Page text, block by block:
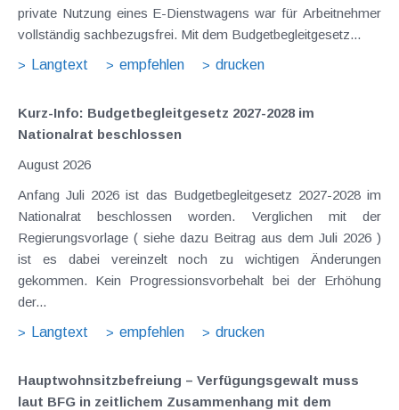
private Nutzung eines E-Dienstwagens war für Arbeitnehmer
vollständig sachbezugsfrei. Mit dem Budgetbegleitgesetz...
Langtext
empfehlen drucken
Kurz-Info: Budgetbegleitgesetz 2027-2028 im
Nationalrat beschlossen
August 2026
Anfang Juli 2026 ist das Budgetbegleitgesetz 2027-2028 im
Nationalrat beschlossen worden. Verglichen mit der
Regierungsvorlage ( siehe dazu Beitrag aus dem Juli 2026 )
ist es dabei vereinzelt noch zu wichtigen Änderungen
gekommen. Kein Progressionsvorbehalt bei der Erhöhung
der...
Langtext
empfehlen drucken
Hauptwohnsitz​­befreiung – Verfügungsgewalt muss
laut BFG in zeitlichem Zusammenhang mit dem